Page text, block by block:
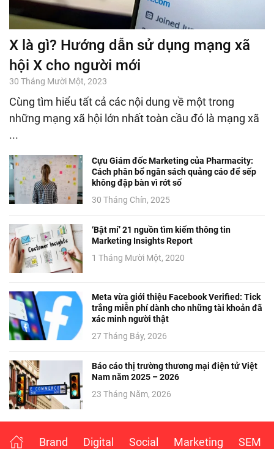
X là gì? Hướng dẫn sử dụng mạng xã
hội X cho người mới
30 Tháng Mười Một, 2023
Cùng tìm hiểu tất cả các nội dung về một trong
những mạng xã hội lớn nhất toàn cầu đó là mạng xã
...
Cựu Giám đốc Marketing của Pharmacity:
Cách phân bổ ngân sách quảng cáo để sếp
không đập bàn vì rớt số
30 Tháng Chín, 2025
‘Bật mí’ 21 nguồn tìm kiếm thông tin
Marketing Insights Report
1 Tháng Mười Một, 2020
Meta vừa giới thiệu Facebook Verified: Tick
trắng miễn phí dành cho những tài khoản đã
xác minh người thật
27 Tháng Bảy, 2026
Báo cáo thị trường thương mại điện tử Việt
Nam năm 2025 – 2026
23 Tháng Năm, 2026
Brand Digital Social Marketing
SEM